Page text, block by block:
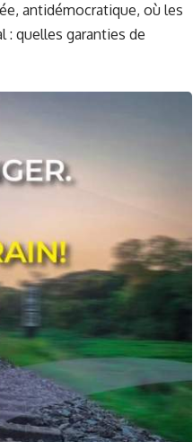
antidémocratique, où les
: quelles garanties de